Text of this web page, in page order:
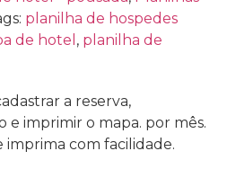
planilha de hospedes
de hotel , planilha de
a reserva,
e imprimir o mapa. por mês.
imprima com facilidade.